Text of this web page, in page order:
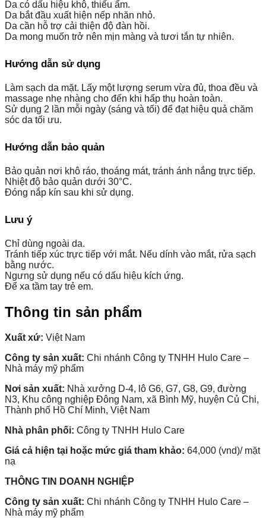
Da có dấu hiệu khô, thiếu ẩm.
Da bắt đầu xuất hiện nếp nhăn nhỏ.
Da cần hỗ trợ cải thiện độ đàn hồi.
Da mong muốn trở nên mịn màng và tươi tắn tự nhiên.
Hướng dẫn sử dụng
Làm sạch da mặt. Lấy một lượng serum vừa đủ, thoa đều và
massage nhẹ nhàng cho đến khi hấp thụ hoàn toàn.
Sử dụng 2 lần mỗi ngày (sáng và tối) để đạt hiệu quả chăm
sóc da tối ưu.
Hướng dẫn bảo quản
Bảo quản nơi khô ráo, thoáng mát, tránh ánh nắng trực tiếp.
Nhiệt độ bảo quản dưới 30°C.
Đóng nắp kín sau khi sử dụng.
Lưu ý
Chỉ dùng ngoài da.
Tránh tiếp xúc trực tiếp với mắt. Nếu dính vào mắt, rửa sạch
bằng nước.
Ngưng sử dụng nếu có dấu hiệu kích ứng.
Để xa tầm tay trẻ em.
Thông tin sản phẩm
Xuất xứ: Việt Nam
Công ty sản xuất: Chi nhánh Công ty TNHH Hulo Care –
Nhà máy mỹ phẩm
Nơi sản xuất: Nhà xưởng D-4, lô G6, G7, G8, G9, đường
N3, Khu công nghiệp Đông Nam, xã Bình Mỹ, huyện Củ Chi,
Thành phố Hồ Chí Minh, Việt Nam
Nhà phân phối: Công ty TNHH Hulo Care
Giá cả hiện tại hoặc mức giá tham khảo: 64,000 (vnd)/ mặt
nạ
THÔNG TIN DOANH NGHIỆP
Công ty sản xuất: Chi nhánh Công ty TNHH Hulo Care –
Nhà máy mỹ phẩm